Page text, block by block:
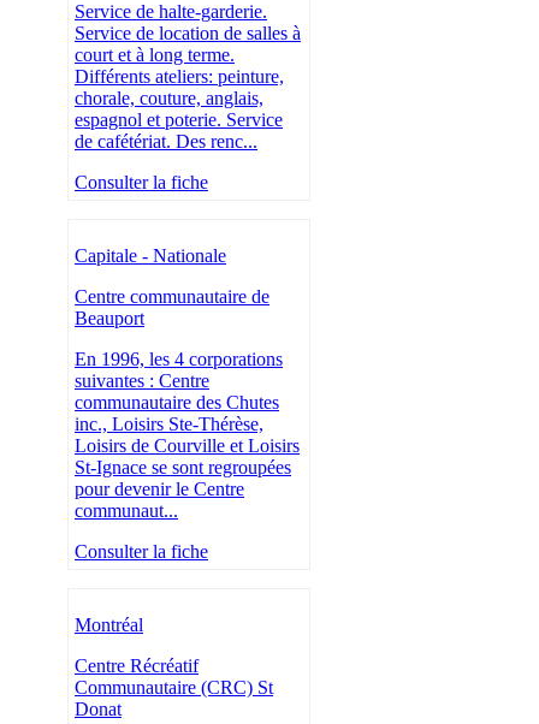
Service de halte-garderie.
Service de location de salles à
court et à long terme.
Différents ateliers: peinture,
chorale, couture, anglais,
espagnol et poterie. Service
de cafétériat. Des renc...
Consulter la fiche
Capitale - Nationale
Centre communautaire de
Beauport
En 1996, les 4 corporations
suivantes : Centre
communautaire des Chutes
inc., Loisirs Ste-Thérèse,
Loisirs de Courville et Loisirs
St-Ignace se sont regroupées
pour devenir le Centre
communaut...
Consulter la fiche
Montréal
Centre Récréatif
Communautaire (CRC) St
Donat